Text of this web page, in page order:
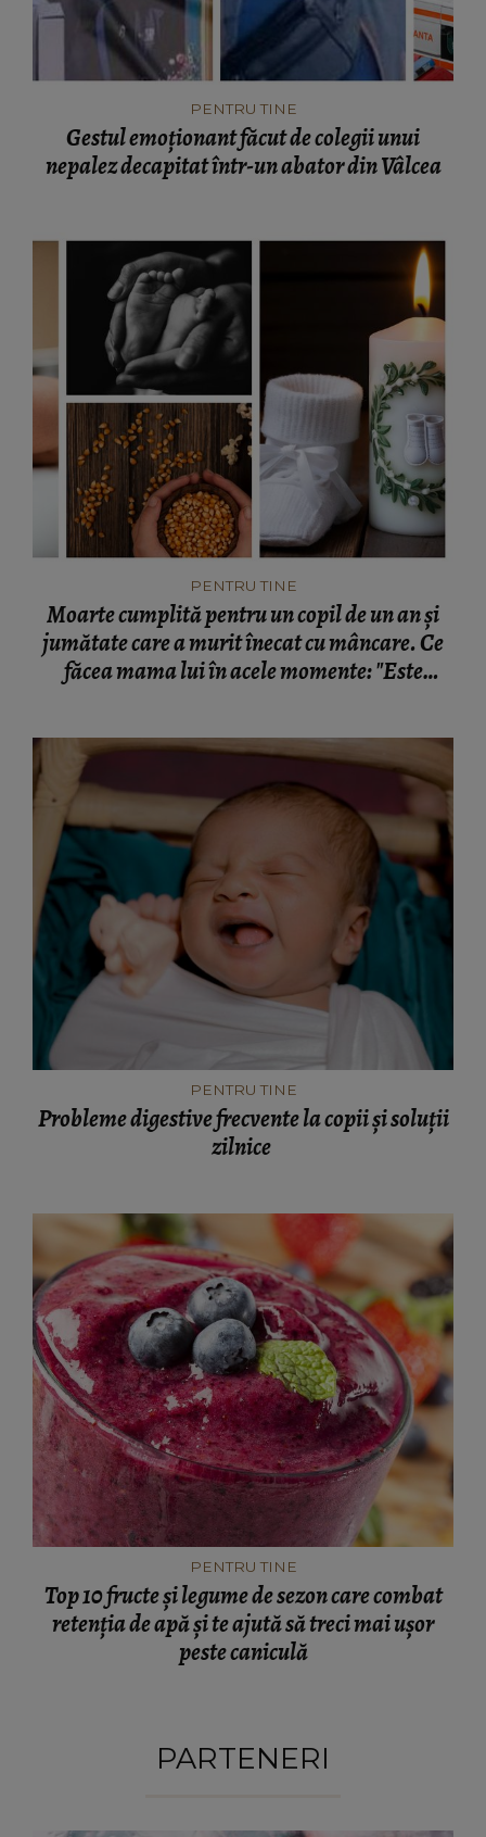
PENTRU TINE
Gestul emoționant făcut de colegii unui
nepalez decapitat într-un abator din Vâlcea
PENTRU TINE
Moarte cumplită pentru un copil de un an și
jumătate care a murit înecat cu mâncare. Ce
făcea mama lui în acele momente: "Este
PENTRU TINE
Probleme digestive frecvente la copii și soluții
zilnice
PENTRU TINE
Top 10 fructe și legume de sezon care combat
retenția de apă și te ajută să treci mai ușor
peste caniculă
PARTENERI